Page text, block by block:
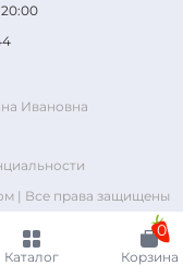
Ивановна
| Все права защищены
Каталог
0
Корзина